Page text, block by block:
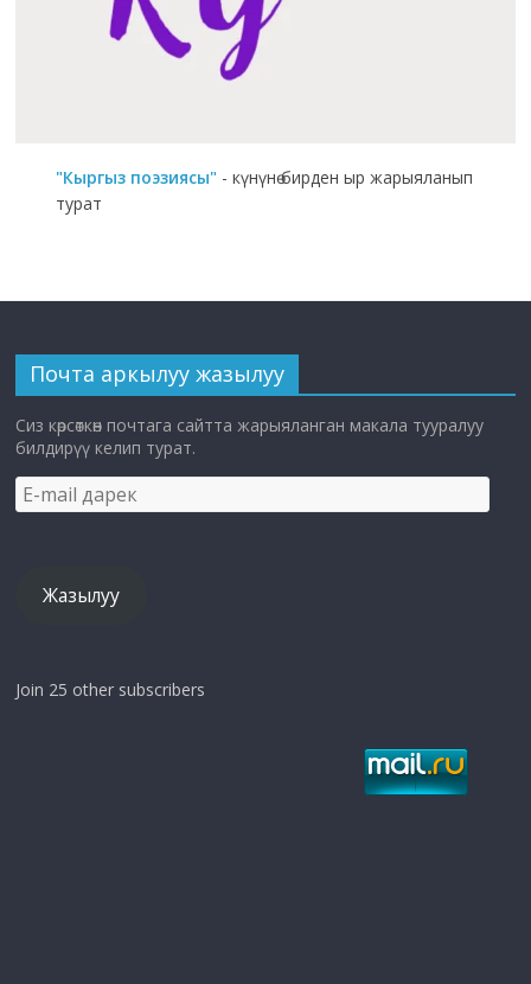
"Кыргыз поэзиясы" - күнүнө бирден ыр жарыяланып
турат
Почта аркылуу жазылуу
Сиз көрсөткөн почтага сайтта жарыяланган макала тууралуу
билдирүү келип турат.
E-
mail
Жазылуу
Join 25 other subscribers